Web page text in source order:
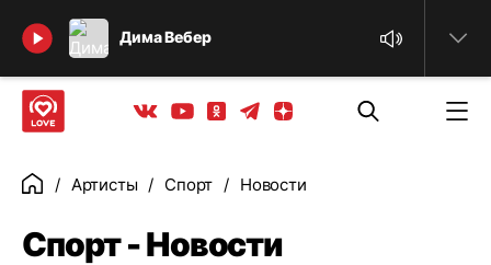
Дима Вебер
Найти
Вконтакте
YoutubeОдноклассники
ТелеграмЯндекс дзен
ГлавнаяАртисты Спорт Новости
Спорт - Новости